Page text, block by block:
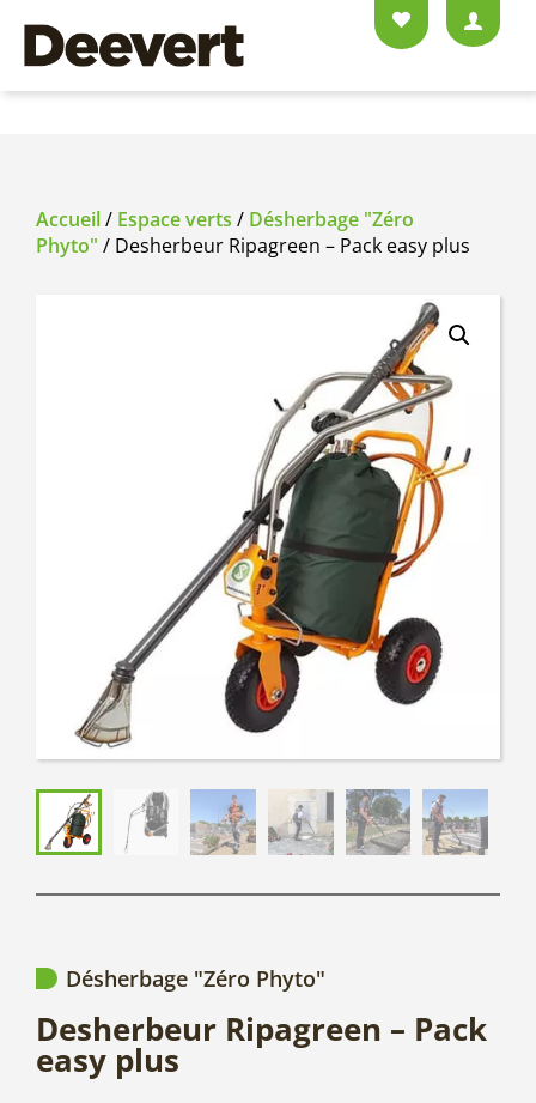
Accueil/ Espace verts / Désherbage "Zéro
Phyto" / Desherbeur Ripagreen – Pack easy plus
Désherbage "Zéro Phyto"
Desherbeur Ripagreen – Pack
easy plus